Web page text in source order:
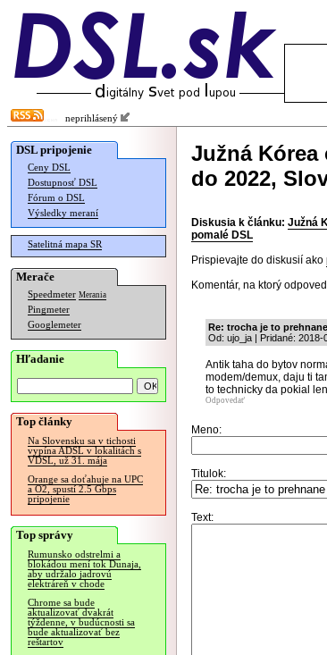
neprihlásený
DSL pripojenie
Ceny DSL
Dostupnosť DSL
Fórum o DSL
Výsledky meraní
Satelitná mapa SR
Merače
Speedmeter Merania
Pingmeter
Googlemeter
Hľadanie
Top články
Na Slovensku sa v tichosti
vypína ADSL v lokalitách s
VDSL, už 31. mája
Orange sa doťahuje na UPC
a O2, spustí 2.5 Gbps
pripojenie
Top správy
Rumunsko odstrelmi a
blokádou mení tok Dunaja,
aby udržalo jadrovú
elektráreň v chode
Chrome sa bude
aktualizovať dvakrát
týždenne, v budúcnosti sa
bude aktualizovať bez
reštartov
Južná
do 2022,
Diskusia k článku: Južná
pomalé DSL
Prispievajte do diskusií ako
Komentár, na ktorý
Re: trocha je to prehnane
Od: ujo_ja | Pridané: 2018-
Antik taha do bytov
modem/demux, daju ti
to technicky da pokial
Odpovedať
Meno:
Titulok:
Text: